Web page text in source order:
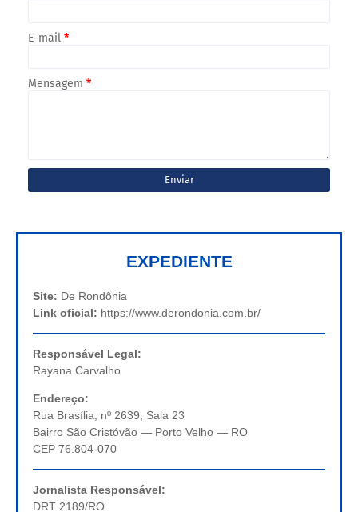
E-mail *
Mensagem *
EXPEDIENTE
Site: De Rondônia
Link oficial: https://www.derondonia.com.br/
Responsável Legal:
Rayana Carvalho
Endereço:
Rua Brasília, nº 2639, Sala 23
Bairro São Cristóvão — Porto Velho — RO
CEP 76.804-070
Jornalista Responsável:
DRT 2189/RO